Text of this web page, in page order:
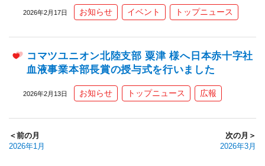
2026年2月17日 お知らせ イベント トップニュース
コマツユニオン北陸支部 粟津 様へ日本赤十字社
血液事業本部長賞の授与式を行いました
2026年2月13日 お知らせ トップニュース 広報
＜前の月
2026年1月
次の月＞
2026年3月